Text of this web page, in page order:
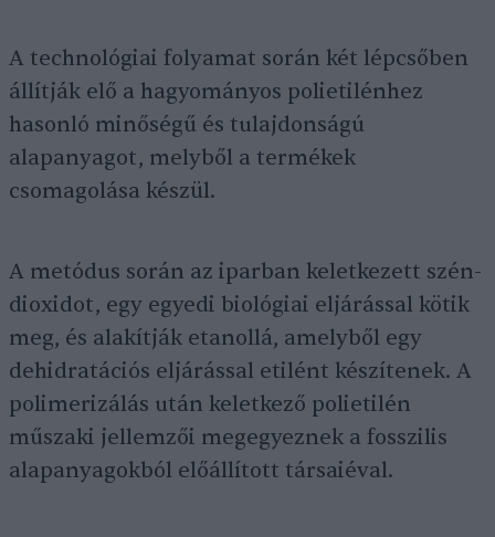
A technológiai folyamat során két lépcsőben
állítják elő a hagyományos polietilénhez
hasonló minőségű és tulajdonságú
alapanyagot, melyből a termékek
csomagolása készül.
A metódus során az iparban keletkezett szén-
dioxidot, egy egyedi biológiai eljárással kötik
meg, és alakítják etanollá, amelyből egy
dehidratációs eljárással etilént készítenek. A
polimerizálás után keletkező polietilén
műszaki jellemzői megegyeznek a fosszilis
alapanyagokból előállított társaiéval.